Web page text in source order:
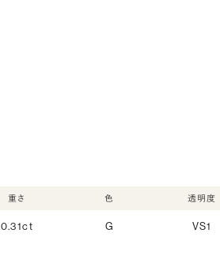
重さ
0.31ct
色
G
透明度
VS1